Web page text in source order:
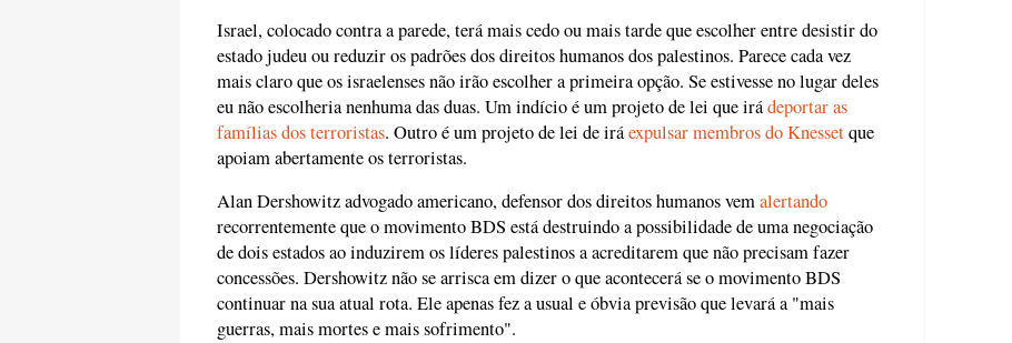
Israel, colocado contra a parede, terá mais cedo ou mais tarde que escolher entre desistir do
estado judeu ou reduzir os padrões dos direitos humanos dos palestinos. Parece cada vez
mais claro que os israelenses não irão escolher a primeira opção. Se estivesse no lugar deles
eu não escolheria nenhuma das duas. Um indício é um projeto de lei que irádeportar as
famílias dos terroristas. Outro é um projeto de lei de iráexpulsar membros do Knessetque
apoiam abertamente os terroristas.
Alan Dershowitz advogado americano, defensor dos direitos humanos vemalertando
recorrentemente que o movimento BDS está destruindo a possibilidade de uma negociação
de dois estados ao induzirem os líderes palestinos a acreditarem que não precisam fazer
concessões. Dershowitz não se arrisca em dizer o que acontecerá se o movimento BDS
continuar na sua atual rota. Ele apenas fez a usual e óbvia previsão que levará a "mais
guerras, mais mortes e mais sofrimento".